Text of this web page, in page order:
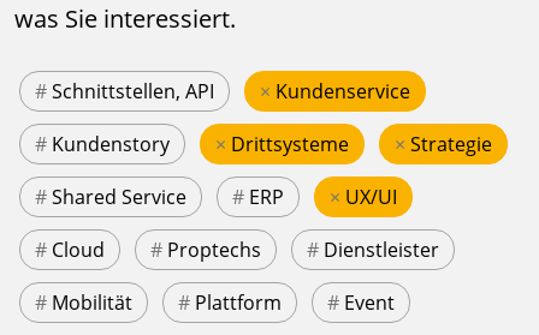
was Sie interessiert.
#Schnittstellen, API × Kundenservice
# Kundenstory × Drittsysteme × Strategie
#Shared Service # ERP × UX/UI
# Cloud # Proptechs # Dienstleister
# Mobilität # Plattform # Event